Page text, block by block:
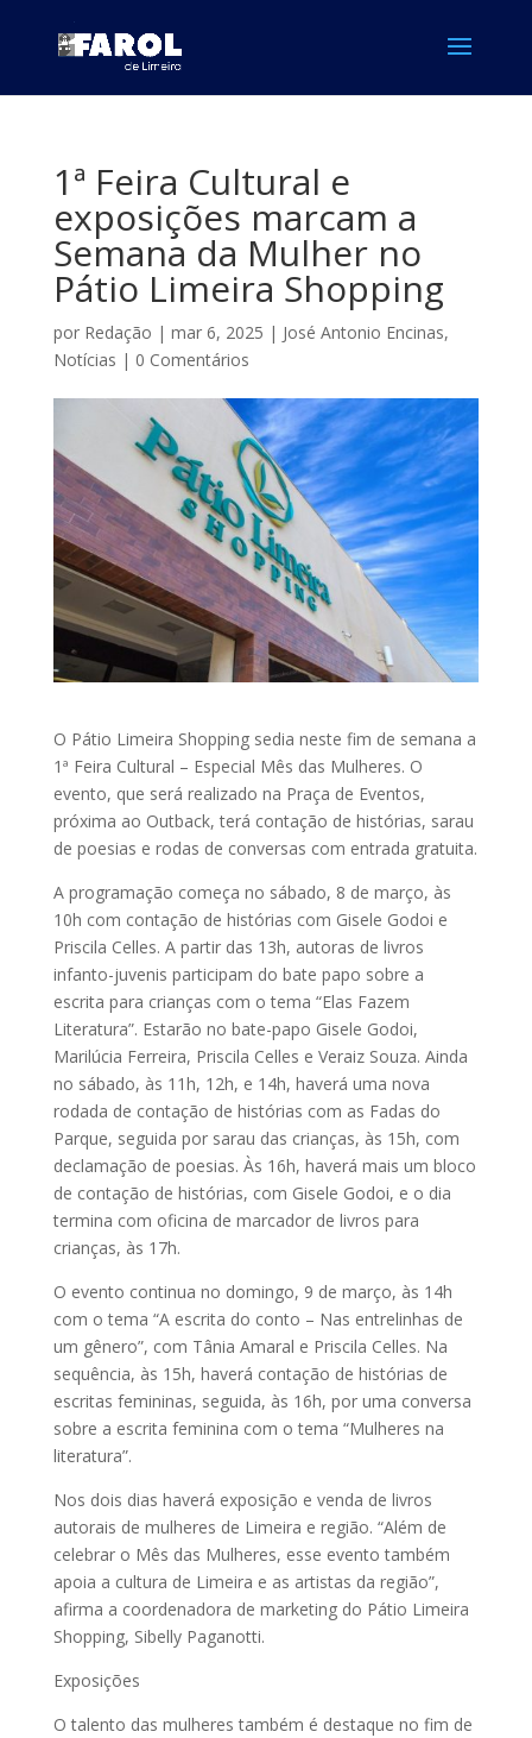
1ª Feira Cultural e
exposições marcam a
Semana da Mulher no
Pátio Limeira Shopping
por Redação | mar 6, 2025 | José Antonio Encinas,
Notícias | 0 Comentários
O Pátio Limeira Shopping sedia neste fim de semana a
1ª Feira Cultural – Especial Mês das Mulheres. O
evento, que será realizado na Praça de Eventos,
próxima ao Outback, terá contação de histórias, sarau
de poesias e rodas de conversas com entrada gratuita.
A programação começa no sábado, 8 de março, às
10h com contação de histórias com Gisele Godoi e
Priscila Celles. A partir das 13h, autoras de livros
infanto-juvenis participam do bate papo sobre a
escrita para crianças com o tema “Elas Fazem
Literatura”. Estarão no bate-papo Gisele Godoi,
Marilúcia Ferreira, Priscila Celles e Veraiz Souza. Ainda
no sábado, às 11h, 12h, e 14h, haverá uma nova
rodada de contação de histórias com as Fadas do
Parque, seguida por sarau das crianças, às 15h, com
declamação de poesias. Às 16h, haverá mais um bloco
de contação de histórias, com Gisele Godoi, e o dia
termina com oficina de marcador de livros para
crianças, às 17h.
O evento continua no domingo, 9 de março, às 14h
com o tema “A escrita do conto – Nas entrelinhas de
um gênero”, com Tânia Amaral e Priscila Celles. Na
sequência, às 15h, haverá contação de histórias de
escritas femininas, seguida, às 16h, por uma conversa
sobre a escrita feminina com o tema “Mulheres na
literatura”.
Nos dois dias haverá exposição e venda de livros
autorais de mulheres de Limeira e região. “Além de
celebrar o Mês das Mulheres, esse evento também
apoia a cultura de Limeira e as artistas da região”,
afirma a coordenadora de marketing do Pátio Limeira
Shopping, Sibelly Paganotti.
Exposições
O talento das mulheres também é destaque no fim de